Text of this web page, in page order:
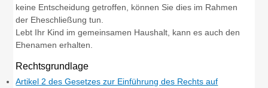
keine Entscheidung getroffen, können Sie dies im Rahmen
der Eheschließung tun.
Lebt Ihr Kind im gemeinsamen Haushalt, kann es auch den
Ehenamen erhalten.
Rechtsgrundlage
Artikel 2 des Gesetzes zur Einführung des Rechts auf